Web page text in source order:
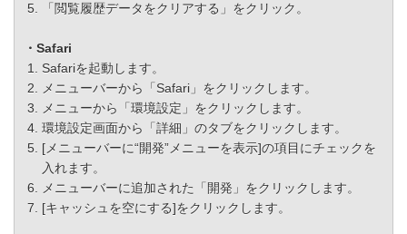
「閲覧履歴データをクリアする」をクリック。
・Safari
Safariを起動します。
メニューバーから「Safari」をクリックします。
メニューから「環境設定」をクリックします。
環境設定画面から「詳細」のタブをクリックします。
[メニューバーに“開発”メニューを表示]の項目にチェックを
入れます。
メニューバーに追加された「開発」をクリックします。
[キャッシュを空にする]をクリックします。